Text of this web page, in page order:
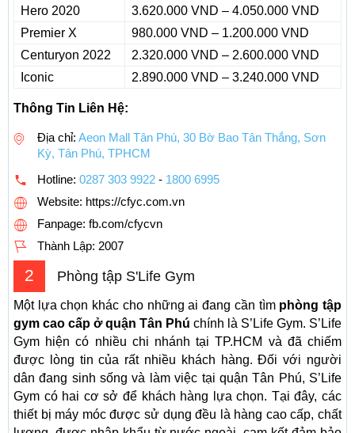
Hero 2020
3.620.000 VND – 4.050.000 VND
Premier X
980.000 VND – 1.200.000 VND
Centuryon 2022
2.320.000 VND – 2.600.000 VND
Iconic
2.890.000 VND – 3.240.000 VND
Thông Tin Liên Hệ:
Địa chỉ: Aeon Mall Tân Phú, 30 Bờ Bao Tân Thắng, Sơn
Kỳ, Tân Phú, TPHCM
Hotline: 0287 303 9922 - 1800 6995
Website: https://cfyc.com.vn
Fanpage: fb.com/cfycvn
Thành Lập: 2007
2 Phòng tập S'Life Gym
Một lựa chọn khác cho những ai đang cần tìm phòng tập
gym cao cấp ở quận Tân Phú chính là S’Life Gym. S’Life
Gym hiện có nhiều chi nhánh tại TP.HCM và đã chiếm
được lòng tin của rất nhiều khách hàng. Đối với người
dân đang sinh sống và làm việc tại quận Tân Phú, S’Life
Gym có hai cơ sở để khách hàng lựa chọn. Tại đây, các
thiết bị máy móc được sử dụng đều là hàng cao cấp, chất